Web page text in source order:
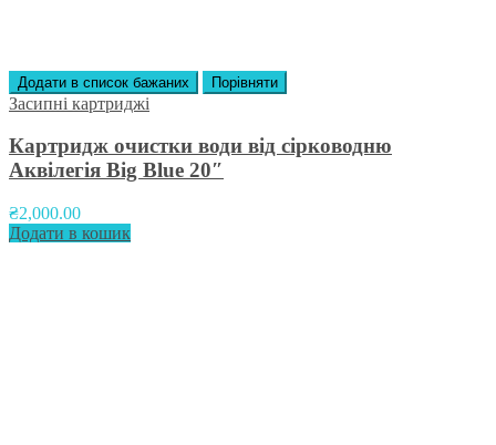
Додати в список бажаних Порівняти
Засипні картриджі
Картридж очистки води від сірководню
Аквілегія Вig Вlue 20″
₴2,000.00
Додати в кошик